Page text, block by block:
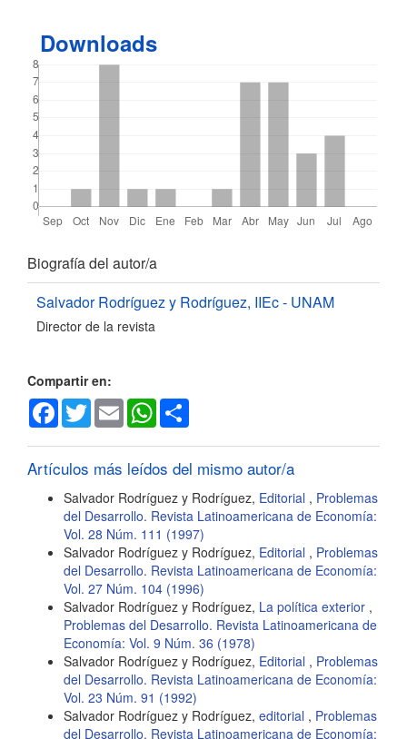
del
artículo
Downloads
Detalles
del
artículo
Biografía del autor/a
Salvador Rodríguez y Rodríguez, IIEc - UNAM
Director de la revista
Compartir en:
Facebook
TwitterEmail WhatsApp
Artículos más leídos del mismo autor/a
Salvador Rodríguez y Rodríguez, Editorial , Problemas
del Desarrollo. Revista Latinoamericana de Economía:
Vol. 28 Núm. 111 (1997)
Salvador Rodríguez y Rodríguez, Editorial , Problemas
del Desarrollo. Revista Latinoamericana de Economía:
Vol. 27 Núm. 104 (1996)
Salvador Rodríguez y Rodríguez, La política exterior ,
Problemas del Desarrollo. Revista Latinoamericana de
Economía: Vol. 9 Núm. 36 (1978)
Salvador Rodríguez y Rodríguez, Editorial , Problemas
del Desarrollo. Revista Latinoamericana de Economía:
Vol. 23 Núm. 91 (1992)
Salvador Rodríguez y Rodríguez, editorial , Problemas
del Desarrollo. Revista Latinoamericana de Economía: